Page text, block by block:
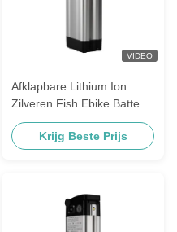
VIDEO
Afklapbare Lithium Ion
Zilveren Fish Ebike Batterij
48V 10.4Ah 13Ah 14.5Ah
16Ah Vervanging Mifa
Krijg Beste Prijs